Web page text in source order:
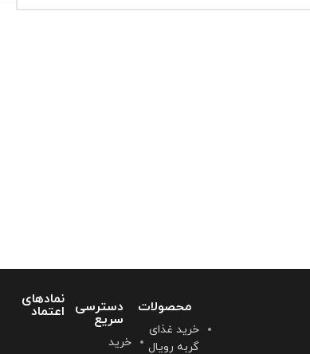
محصولات
خرید غذای
گربه رویال
دسترسی
سریع
خرید
نمادهای
اعتماد